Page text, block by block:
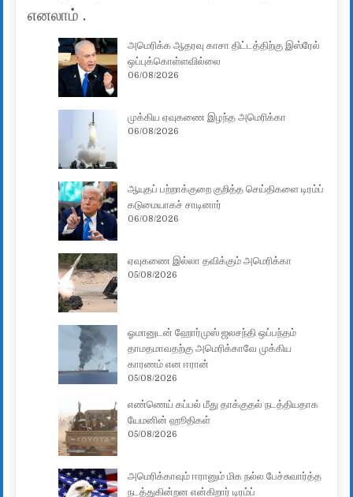
எனலாம் .
அமெரிக்க ஆதரவு காசா திட்டத்திற்கு இஸ்ரேல்
ஒப்புக்கொள்ளவில்லை
06/08/2026
முக்கிய ஏவுகணை இழந்த அமெரிக்கா
06/08/2026
ஆயுதப் பற்றாக்குறை குறித்த செய்திகளை டிரம்ப்
கடுமையாகச் சாடினார்
06/08/2026
ஏவுகணை இல்லா தவிக்கும் அமெரிக்கா
05/08/2026
ஓமானுடன் ஹோர்முஸ் ஜலசந்தி ஒப்பந்தம்
தாமதமாவதற்கு அமெரிக்காவே முக்கிய
காரணம் என ஈரான்
05/08/2026
எண்ணெய் கப்பல் மீது தாக்குதல் நடத்தியதாக
யேமனின் ஹூதிகள்
05/08/2026
அமெரிக்காவும் ஈரானும் மிக நல்ல பேச்சுவார்த்த
நடத்துகின்றன என்கிறார் டிரம்ப்